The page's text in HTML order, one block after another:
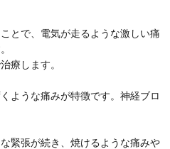
とで、電気が走るような激しい痛
療します。
ような痛みが特徴です。神経ブロ
緊張が続き、焼けるような痛みや